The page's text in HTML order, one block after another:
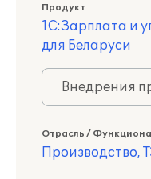
Продукт
1С:Зарплата и
для Беларуси
Внедрения
Отрасль /
Производство,